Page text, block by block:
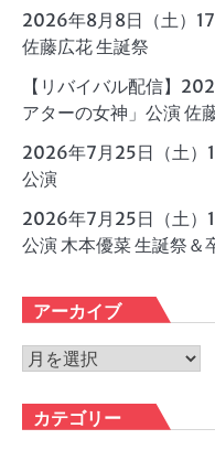
2026年8月8日（土）
佐藤広花 生誕祭
【リバイバル配信】
アターの女神」公演 佐
2026年7月25日（土）
公演
2026年7月25日（土）
公演 木本優菜 生誕祭＆
アーカイブ
ア
カ
イ
カテゴリー